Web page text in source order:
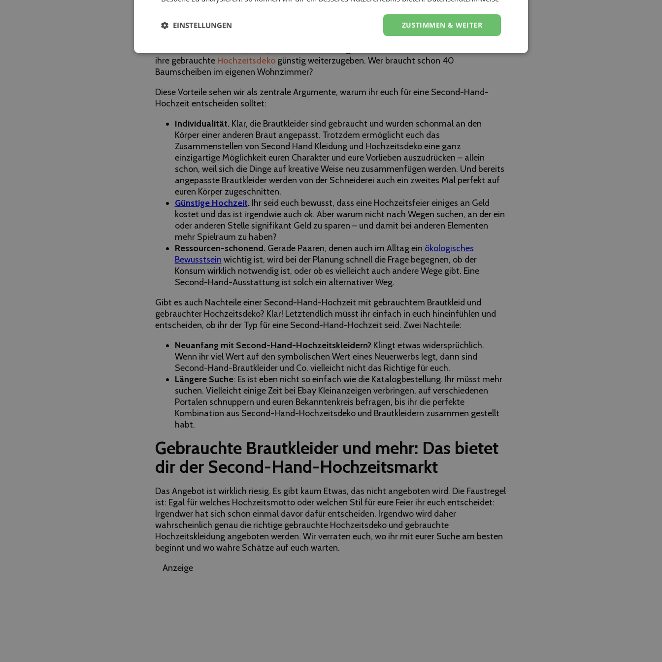
Second-Hand-Hochzeit euch alles bietet
Eine Second Hand Hochzeit bietet euch allerhand Vorteile. Denn letztendlich müsst ihr da
ihre gebrauchte Hochzeitsdekogünstig weiterzugeben. Wer braucht schon 40
Baumscheiben im eigenen Wohnzimmer?
Diese Vorteile sehen wir als zentrale Argumente, warum ihr euch für eine Second-Hand-
Hochzeit entscheiden solltet:
Individualität.Klar, die Brautkleider sind gebraucht und wurden schonmal an den
Körper einer anderen Braut angepasst. Trotzdem ermöglicht euch das
Zusammenstellen von Second Hand Kleidung und Hochzeitsdeko eine ganz
einzigartige Möglichkeit euren Charakter und eure Vorlieben auszudrücken – allein
schon, weil sich die Dinge auf kreative Weise neu zusammenfügen werden. Und bereits
angepasste Brautkleider werden von der Schneiderei auch ein zweites Mal perfekt auf
euren Körper zugeschnitten.
Günstige Hochzeit. Ihr seid euch bewusst, dass eine Hochzeitsfeier einiges an Geld
kostet und das ist irgendwie auch ok. Aber warum nicht nach Wegen suchen, an der ein
oder anderen Stelle signifikant Geld zu sparen – und damit bei anderen Elementen
mehr Spielraum zu haben?
Ressourcen-schonend. Gerade Paaren, denen auch im Alltag ein ökologisches
Bewusstsein wichtig ist, wird bei der Planung schnell die Frage begegnen, ob der
Konsum wirklich notwendig ist, oder ob es vielleicht auch andere Wege gibt. Eine
Second-Hand-Ausstattung ist solch ein alternativer Weg.
Gibt es auch Nachteile einer Second-Hand-Hochzeit mit gebrauchtem Brautkleid und
gebrauchter Hochzeitsdeko? Klar! Letztendlich müsst ihr einfach in euch hineinfühlen und
entscheiden, ob ihr der Typ für eine Second-Hand-Hochzeit seid. Zwei Nachteile:
Neuanfang mit Second-Hand-Hochzeitskleidern? Klingt etwas widersprüchlich.
Wenn ihr viel Wert auf den symbolischen Wert eines Neuerwerbs legt, dann sind
Second-Hand-Brautkleider und Co. vielleicht nicht das Richtige für euch.
Längere Suche: Es ist eben nicht so einfach wie die Katalogbestellung. Ihr müsst mehr
suchen. Vielleicht einige Zeit bei Ebay Kleinanzeigen verbringen, auf verschiedenen
Portalen schnuppern und euren Bekanntenkreis befragen, bis ihr die perfekte
Kombination aus Second-Hand-Hochzeitsdeko und Brautkleidern zusammen gestellt
habt.
Gebrauchte Brautkleider und mehr: Das bietet
dir der Second-Hand-Hochzeitsmarkt
Das Angebot ist wirklich riesig. Es gibt kaum Etwas, das nicht angeboten wird. Die Faustregel
ist: Egal für welches Hochzeitsmotto oder welchen Stil für eure Feier ihr euch entscheidet:
Irgendwer hat sich schon einmal davor dafür entscheiden. Irgendwo wird daher
wahrscheinlich genau die richtige gebrauchte Hochzeitsdeko und gebrauchte
Hochzeitskleidung angeboten werden. Wir verraten euch, wo ihr mit eurer Suche am besten
beginnt und wo wahre Schätze auf euch warten.
Anzeige
ZUSTIMMEN & WEITER
EINSTELLUNGEN